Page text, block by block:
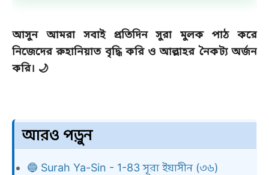
আসুন আমরা সবাই প্রতিদিন সুরা মুলক পাঠ করে
নিজেদের রুহানিয়াত বৃদ্ধি করি ও আল্লাহর নৈকট্য অর্জন
করি। 🌙
আরও পড়ুন
🔵 Surah Ya-Sin - 1-83 সূরা ইয়াসীন (৩৬)